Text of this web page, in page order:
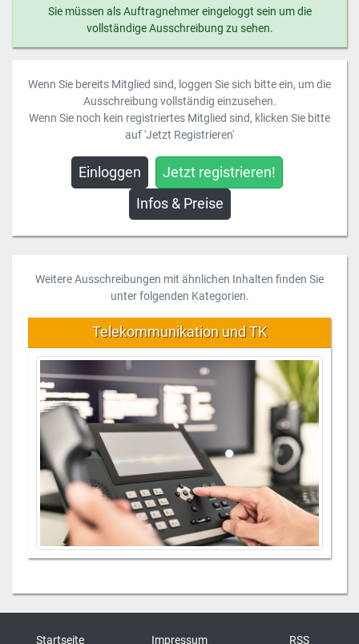
Sie müssen als Auftragnehmer eingeloggt sein um die
vollständige Ausschreibung zu sehen.
Wenn Sie bereits Mitglied sind, loggen Sie sich bitte ein, um die
Ausschreibung vollständig einzusehen.
Wenn Sie noch kein registriertes Mitglied sind, klicken Sie bitte
auf 'Jetzt Registrieren'
Einloggen
Jetzt registrieren!
Infos & Preise
Weitere Ausschreibungen mit ähnlichen Inhalten finden Sie
unter folgenden Kategorien.
Telekommunikation und TK
Startseite Impressum RSS